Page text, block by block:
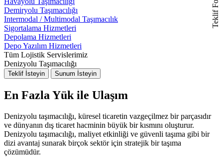
Demiryolu Taşımacılığı
Intermodal / Multimodal Taşımacılık
Sigortalama Hizmetleri
Depolama Hizmetleri
Depo Yazılım Hizmetleri
Tüm Lojistik Servislerimiz
Denizyolu Taşımacılığı
Teklif İsteyin Sunum İsteyin
En Fazla Yük ile Ulaşım
Denizyolu taşımacılığı, küresel ticaretin vazgeçilmez bir parçasıdır
ve dünyanın dış ticaret hacminin büyük bir kısmını oluşturur.
Denizyolu taşımacılığı, maliyet etkinliği ve güvenli taşıma gibi bir
dizi avantaj sunarak birçok sektör için stratejik bir taşıma
çözümüdür.